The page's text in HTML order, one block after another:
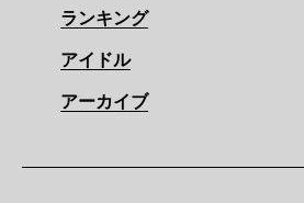
ランキング
アイドル
アーカイブ